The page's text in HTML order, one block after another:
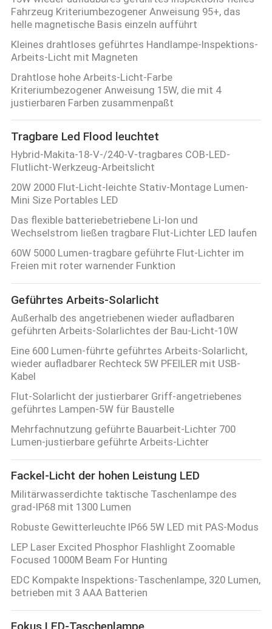
Fahrzeug Kriteriumbezogener Anweisung 95+, das
helle magnetische Basis einzeln aufführt
Kleines drahtloses geführtes Handlampe-Inspektions-
Arbeits-Licht mit Magneten
Drahtlose hohe Arbeits-Licht-Farbe
Kriteriumbezogener Anweisung 15W, die mit 4
justierbaren Farben zusammenpaßt
Tragbare Led Flood leuchtet
Hybrid-Makita-18-V-/240-V-tragbares COB-LED-
Flutlicht-Werkzeug-Arbeitslicht
20W 2000 Flut-Licht-leichte Stativ-Montage Lumen-
Mini Size Portables LED
Das flexible batteriebetriebene Li-Ion und
Wechselstrom ließen tragbare Flut-Lichter LED laufen
60W 5000 Lumen-tragbare geführte Flut-Lichter im
Freien mit roter warnender Funktion
Geführtes Arbeits-Solarlicht
Außerhalb des angetriebenen wieder aufladbaren
geführten Arbeits-Solarlichtes der Bau-Licht-10W
Eine 600 Lumen-führte geführtes Arbeits-Solarlicht,
wieder aufladbarer Rechteck 5W PFEILER mit USB-
Kabel
Flut-Solarlicht der justierbarer Griff-angetriebenes
geführtes Lampen-5W für Baustelle
Mehrfachnutzung geführte Bauarbeit-Lichter 700
Lumen-justierbare geführte Arbeits-Lichter
Fackel-Licht der hohen Leistung LED
Militärwasserdichte taktische Taschenlampe des
grad-IP68 mit 1300 Lumen
Robuste Gewitterleuchte IP66 5W LED mit PAS-Modus
LEP Laser Excited Phosphor Flashlight Zoomable
Focused 1000M Beam For Hunting
EDC Kompakte Inspektions-Taschenlampe, 320 Lumen,
betrieben mit 3 AAA Batterien